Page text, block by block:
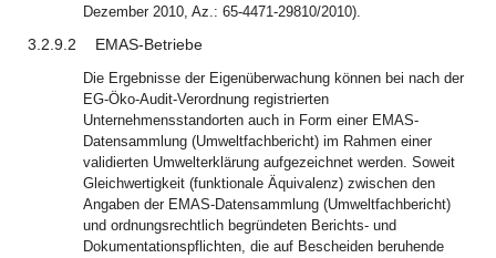
Dezember 2010, Az.: 65-4471-29810/2010).
3.2.9.2 EMAS-Betriebe
Die Ergebnisse der Eigenüberwachung können bei nach der
EG-Öko-Audit-Verordnung registrierten
Unternehmensstandorten auch in Form einer EMAS-
Datensammlung (Umweltfachbericht) im Rahmen einer
validierten Umwelterklärung aufgezeichnet werden. Soweit
Gleichwertigkeit (funktionale Äquivalenz) zwischen den
Angaben der EMAS-Datensammlung (Umweltfachbericht)
und ordnungsrechtlich begründeten Berichts- und
Dokumentationspflichten, die auf Bescheiden beruhende